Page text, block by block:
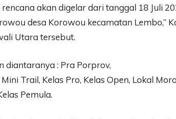
akan digelar dari tanggal 18 Juli
desa Korowou kecamatan Lembo,”
Utara tersebut.
diantaranya : Pra Porprov,
Trail, Kelas Pro, Kelas Open, Lokal
Pemula.